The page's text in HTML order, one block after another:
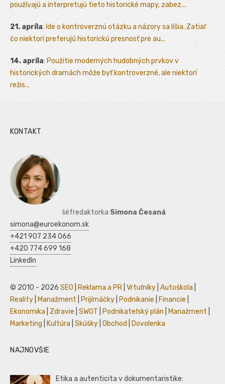
používajú a interpretujú tieto historické mapy, zabez...
21. apríla: Ide o kontroverznú otázku a názory sa líšia. Zatiaľ
čo niektorí preferujú historickú presnosť pre au...
14. apríla: Použitie moderných hudobných prvkov v
historických dramách môže byť kontroverzné, ale niektorí
režis...
KONTAKT
šéfredaktorka Simona Česaná
simona@euroekonom.sk
+421 907 234 066
+420 774 699 168
LinkedIn
© 2010 - 2026 SEO Reklama a PR Vrtuľníky Autoškola
Reality
Manažment Prijímáčky Podnikanie Financie
Ekonomika
Zdravie SWOT Podnikateľský plán Manažment
Marketing
Kultúra Skúšky Obchod Dovolenka
NAJNOVŠIE
Etika a autenticita v dokumentaristike: